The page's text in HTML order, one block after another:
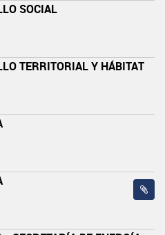
SOCIAL
TERRITORIAL Y HÁBITAT